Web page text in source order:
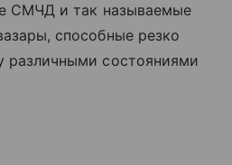
СМЧД и так называемые
способные резко
различными состояниями